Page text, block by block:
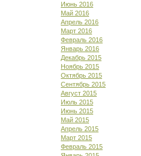
Июнь 2016
Май 2016
Апрель 2016
Март 2016
Февраль 2016
Январь 2016
Декабрь 2015
Ноябрь 2015
Октябрь 2015
Сентябрь 2015
Август 2015
Июль 2015
Июнь 2015
Май 2015
Апрель 2015
Март 2015
Февраль 2015